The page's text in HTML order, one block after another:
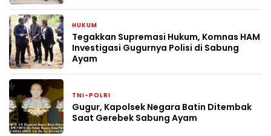
HUKUM
Tegakkan Supremasi Hukum, Komnas HAM
Investigasi Gugurnya Polisi di Sabung
Ayam
TNI-POLRI
Gugur, Kapolsek Negara Batin Ditembak
Saat Gerebek Sabung Ayam